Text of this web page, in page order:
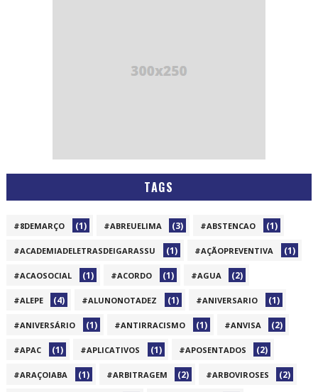
TAGS
#8DEMARÇO (1) #ABREUELIMA (3) #ABSTENCAO (1)
#ACADEMIADELETRASDEIGARASSU (1) #AÇÃOPREVENTIVA (1)
#ACAOSOCIAL (1) #ACORDO (1) #AGUA (2)
#ALEPE (4) #ALUNONOTADEZ (1) #ANIVERSARIO (1)
#ANIVERSÁRIO (1) #ANTIRRACISMO (1) #ANVISA (2)
#APAC (1) #APLICATIVOS (1) #APOSENTADOS (2)
#ARAÇOIABA (1) #ARBITRAGEM (2) #ARBOVIROSES (2)